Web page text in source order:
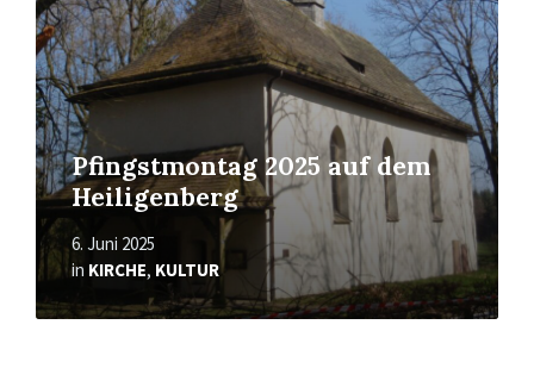
Pfingstmontag 2025 auf dem
Heiligenberg
6. Juni 2025
in KIRCHE, KULTUR